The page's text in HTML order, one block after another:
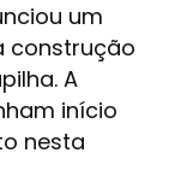
um
construção
A
início
nesta